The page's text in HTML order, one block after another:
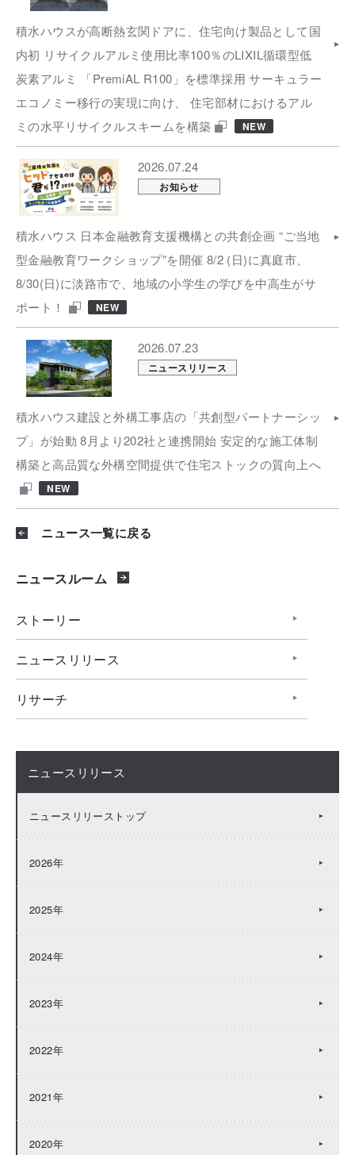
積水ハウスが高断熱玄関ドアに、住宅向け製品として国
内初 リサイクルアルミ使用比率100％のLIXIL循環型低
炭素アルミ 「PremiAL R100」を標準採用 サーキュラー
エコノミー移行の実現に向け、 住宅部材におけるアル
ミの水平リサイクルスキームを構築
NEW
2026.07.24
お知らせ
積水ハウス 日本金融教育支援機構との共創企画 “ご当地
型金融教育ワークショップ”を開催 8/2 (日)に真庭市、
8/30(日)に淡路市で、地域の小学生の学びを中高生がサ
ポート！
NEW
2026.07.23
ニュースリリース
積水ハウス建設と外構工事店の「共創型パートナーシッ
プ」が始動 8月より202社と連携開始 安定的な施工体制
構築と高品質な外構空間提供で住宅ストックの質向上へ
NEW
ニュース一覧に戻る
ニュースルーム
ストーリー
ニュースリリース
リサーチ
ニュースリリース
ニュースリリーストップ
2026年
2025年
2024年
2023年
2022年
2021年
2020年